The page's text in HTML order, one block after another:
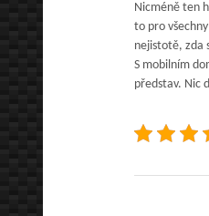
Nicméně ten
to pro
nejistotě, zda
S mobilním
představ. Nic